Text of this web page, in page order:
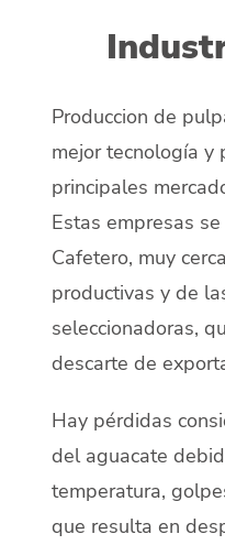
Produccion de
mejor tecnología y
principales
Estas empresas
Cafetero, muy
productivas y de
seleccionadoras,
descarte de
Hay pérdidas
del aguacate
temperatura,
que resulta en